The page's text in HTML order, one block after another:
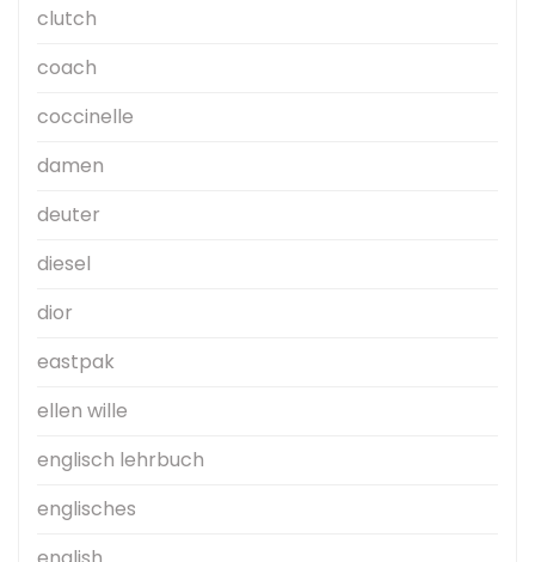
clutch
coach
coccinelle
damen
deuter
diesel
dior
eastpak
ellen wille
englisch lehrbuch
englisches